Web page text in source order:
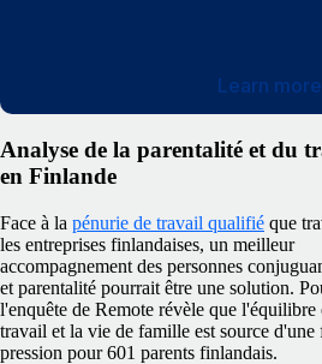
Learn more
Analyse de la parentalité et du
en Finlande
Face à la pénurie de travail qualifié que
les entreprises finlandaises, un meilleur
accompagnement des personnes
et parentalité pourrait être une solution.
l'enquête de Remote révèle que l'équilibre
travail et la vie de famille est source d'une
pression pour 601 parents finlandais.